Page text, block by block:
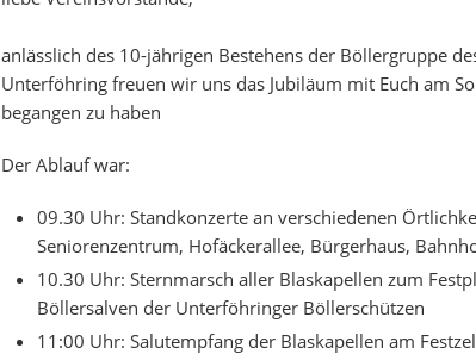
anlässlich des 10-jährigen Bestehens der Böllergruppe
Unterföhring freuen wir uns das Jubiläum mit Eucham
begangen zu haben
Der Ablauf war:
09.30 Uhr: Standkonzerte an verschiedenen
Seniorenzentrum, Hofäckerallee, Bürgerhaus,
10.30 Uhr: Sternmarsch aller Blaskapellen zum
Böllersalven der Unterföhringer Böllerschützen
11:00 Uhr: Salutempfang der Blaskapellen am